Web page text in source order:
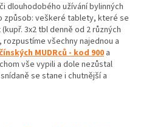
dlouhodobého užívání bylinných
způsob: veškeré tablety, které se
3x2 tbl denně od 2 různých
všechny najednou a
MUDRců - kod 900 a
vše vypili a dole nezůstal
se stane i chutnější a